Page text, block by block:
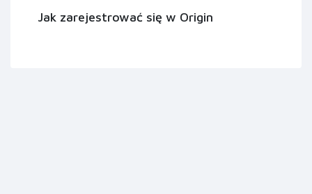
Jak zarejestrować się w Origin